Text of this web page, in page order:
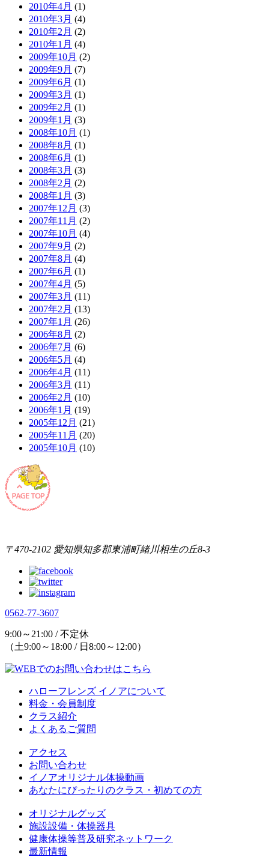
2010年4月 (1)
2010年3月 (4)
2010年2月 (2)
2010年1月 (4)
2009年10月 (2)
2009年9月 (7)
2009年6月 (1)
2009年3月 (1)
2009年2月 (1)
2009年1月 (3)
2008年10月 (1)
2008年8月 (1)
2008年6月 (1)
2008年3月 (3)
2008年2月 (2)
2008年1月 (3)
2007年12月 (3)
2007年11月 (2)
2007年10月 (4)
2007年9月 (2)
2007年8月 (4)
2007年6月 (1)
2007年4月 (5)
2007年3月 (11)
2007年2月 (13)
2007年1月 (26)
2006年8月 (2)
2006年7月 (6)
2006年5月 (4)
2006年4月 (11)
2006年3月 (11)
2006年2月 (10)
2006年1月 (19)
2005年12月 (21)
2005年11月 (20)
2005年10月 (10)
〒470-2102 愛知県知多郡東浦町緒川相生の丘8-3
0562-77-3607
9:00～21:00 / 不定休
（土9:00～18:00 / 日8:00～12:00）
ハローフレンズ イノアについて
料金・会員制度
クラス紹介
よくあるご質問
アクセス
お問い合わせ
イノアオリジナル体操動画
あなたにぴったりのクラス・初めての方
オリジナルグッズ
施設設備・体操器具
健康体操等普及研究ネットワーク
最新情報